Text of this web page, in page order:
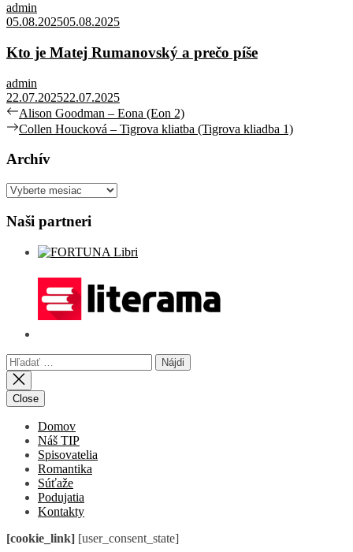
admin
05.08.202505.08.2025
Kto je Matej Rumanovský a prečo píše
admin
22.07.202522.07.2025
Navigácia
v
článku
Previous
post:
Alison Goodman – Eona (Eon 2)
Next
Collen Houcková – Tigrova kliatba (Tigrova kliadba 1)
Archív
Archív
Naši partneri
Hľadať:
Close
Domov
Náš TIP
Spisovatelia
Romantika
Súťaže
Podujatia
Kontakty
[cookie_link] [user_consent_state]